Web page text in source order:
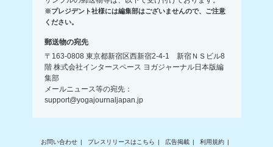
※プレジデント社様には編集部はございませんので、ご注意
ください。
郵送物の宛先
〒163-0808 東京都新宿区西新宿2-4-1 新宿ＮＳビル8
階 株式会社インタースペース ヨガジャーナル日本版編
集部
メールニュース等の宛先：
support@yogajournaljapan.jp
お問い合わせ プレスリリースはこちら 広告掲載 利用規約